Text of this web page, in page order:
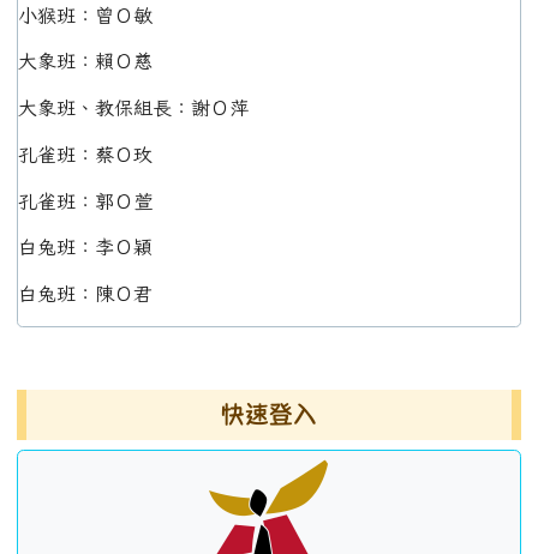
小猴班：曾Ｏ敏
大象班：賴Ｏ慈
大象班、教保組長：謝Ｏ萍
孔雀班：蔡Ｏ玫
孔雀班：郭Ｏ萱
白兔班：李Ｏ穎
白兔班：陳Ｏ君
快速登入